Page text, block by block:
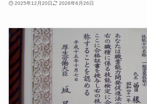
2025年12月20日 2026年6月26日